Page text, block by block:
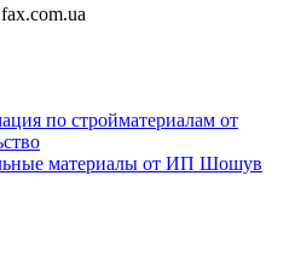
по стройматериалам от
материалы от ИП Шошув